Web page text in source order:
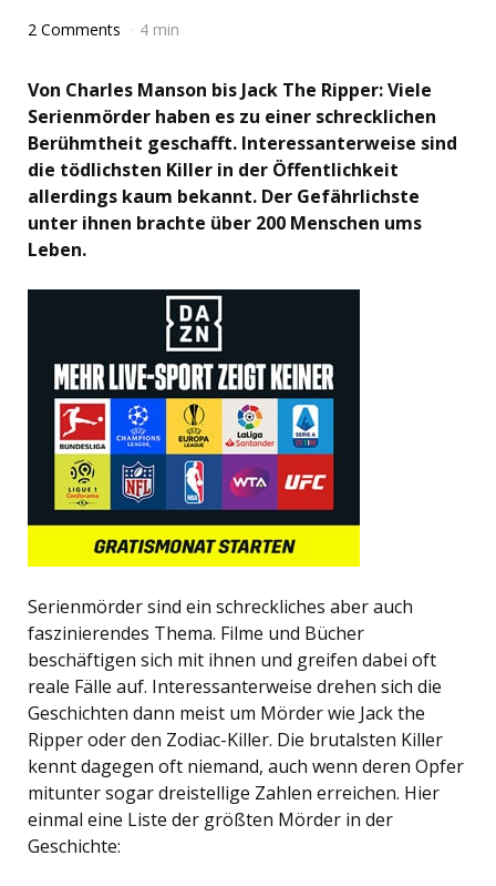
2 Comments 4 min
Von Charles Manson bis Jack The Ripper: Viele
Serienmörder haben es zu einer schrecklichen
Berühmtheit geschafft. Interessanterweise sind
die tödlichsten Killer in der Öffentlichkeit
allerdings kaum bekannt. Der Gefährlichste
unter ihnen brachte über 200 Menschen ums
Leben.
Serienmörder sind ein schreckliches aber auch
faszinierendes Thema. Filme und Bücher
beschäftigen sich mit ihnen und greifen dabei oft
reale Fälle auf. Interessanterweise drehen sich die
Geschichten dann meist um Mörder wie Jack the
Ripper oder den Zodiac-Killer. Die brutalsten Killer
kennt dagegen oft niemand, auch wenn deren Opfer
mitunter sogar dreistellige Zahlen erreichen. Hier
einmal eine Liste der größten Mörder in der
Geschichte: